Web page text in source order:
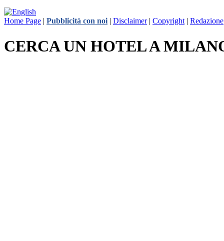
Home Page | Pubblicità con noi | Disclaimer| Copyright | Redazione
CERCA UN HOTEL A